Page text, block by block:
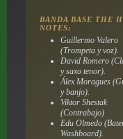
BANDA BASE THE
NOTES:
Guillermo Valero
(Trompeta y voz).
David Romero
y saxo tenor).
Álex Moragues
y banjo).
Viktor Shestak
(Contrabajo)
Edu Olmedo
Washboard).